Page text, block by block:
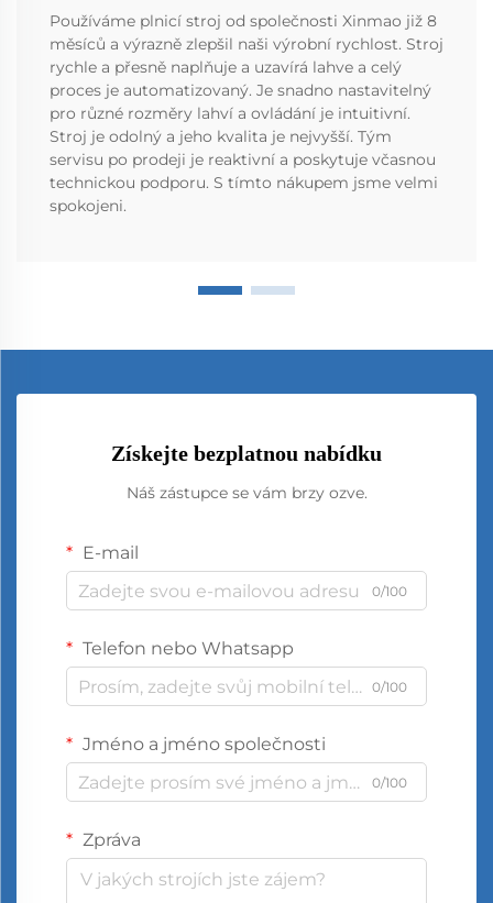
Používáme plnicí stroj od společnosti Xinmao již 8
měsíců a výrazně zlepšil naši výrobní rychlost. Stroj
rychle a přesně naplňuje a uzavírá lahve a celý
proces je automatizovaný. Je snadno nastavitelný
pro různé rozměry lahví a ovládání je intuitivní.
Stroj je odolný a jeho kvalita je nejvyšší. Tým
servisu po prodeji je reaktivní a poskytuje včasnou
technickou podporu. S tímto nákupem jsme velmi
spokojeni.
Získejte bezplatnou nabídku
Náš zástupce se vám brzy ozve.
E-mail
0/100
Telefon nebo Whatsapp
0/100
Jméno a jméno společnosti
0/100
Zpráva